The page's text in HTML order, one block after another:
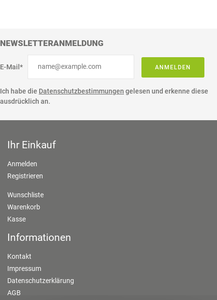
NEWSLETTERANMELDUNG
E-Mail* ANMELDEN
Ich habe die Datenschutzbestimmungen gelesen und erkenne diese
ausdrücklich an.
Ihr Einkauf
Anmelden
Registrieren
Wunschliste
Warenkorb
Kasse
Informationen
Kontakt
Impressum
Datenschutzerklärung
AGB